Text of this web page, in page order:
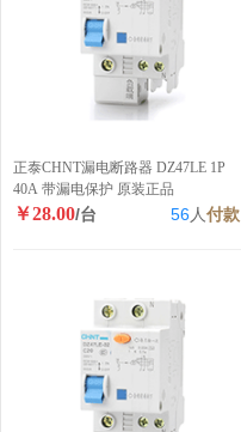
正泰CHNT漏电断路器 DZ47LE 1P
40A 带漏电保护 原装正品
￥28.00/台 56人付款